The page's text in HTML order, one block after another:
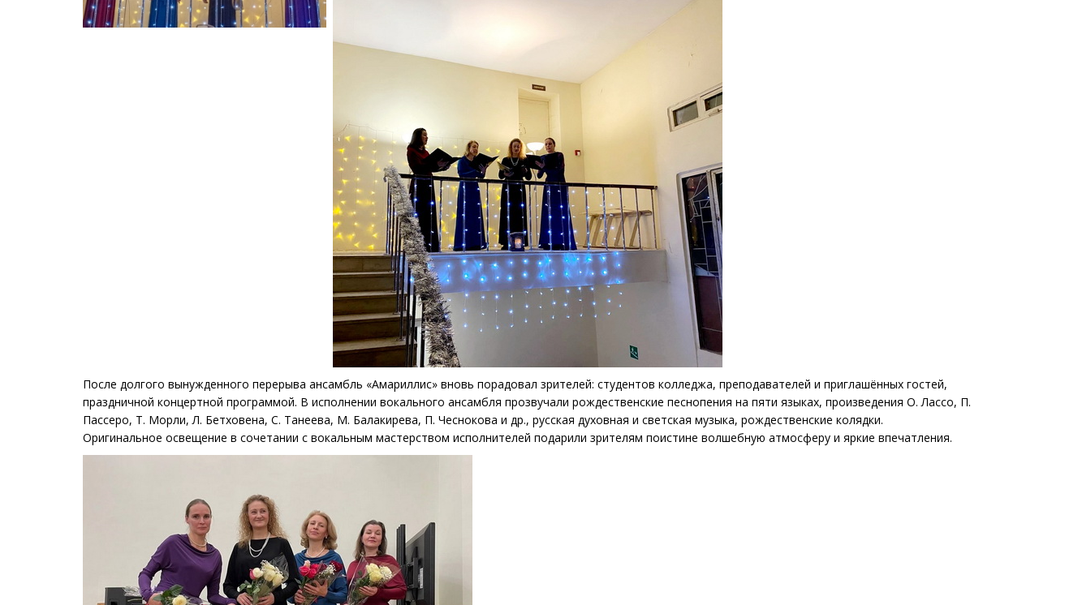
После долгого вынужденного перерыва ансамбль «Амариллис» вновь порадовал зрителей: студентов колледжа, преподавателей и приглашённых гостей,
праздничной концертной программой. В исполнении вокального ансамбля прозвучали рождественские песнопения на пяти языках, произведения О. Лассо, П.
Пассеро, Т. Морли, Л. Бетховена, С. Танеева, М. Балакирева, П. Чеснокова и др., русская духовная и светская музыка, рождественские колядки.
Оригинальное освещение в сочетании с вокальным мастерством исполнителей подарили зрителям поистине волшебную атмосферу и яркие впечатления.